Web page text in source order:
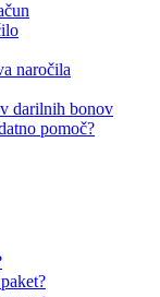
naročila
darilnih bonov
pomoč?